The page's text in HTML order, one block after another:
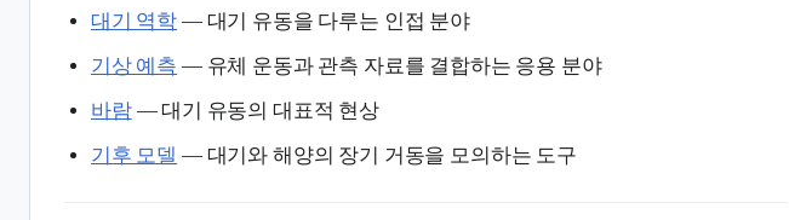
대기 역학 — 대기 유동을 다루는 인접 분야
기상 예측 — 유체 운동과 관측 자료를 결합하는 응용 분야
바람— 대기 유동의 대표적 현상
기후 모델 — 대기와 해양의 장기 거동을 모의하는 도구